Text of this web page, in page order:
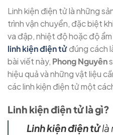
Linh kiện điện tử là những
trình vận chuyển, đặc biệt
va đập, nhiệt độ hoặc độ
linh kiện điện tửđúng cách
bài viết này, Phong Nguyên
hiệu quả và những vật liệu
các linh kiện điện tử một
Linh kiện điện tử là gì?
Linh kiện điện tửlà